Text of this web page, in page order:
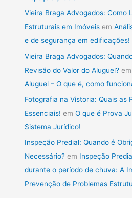
Vieira Braga Advogados: Como
Estruturais em Imóveis em
e de segurança em edificações!
Vieira Braga Advogados:
Revisão do Valor do Aluguel? em
Aluguel – O que é, como
Fotografia na Vistoria: Quais as
Essenciais! emO que é Prova
Sistema Jurídico!
Inspeção Predial: Quando é
Necessário? em Inspeção
durante o período de chuva: A
Prevenção de Problemas